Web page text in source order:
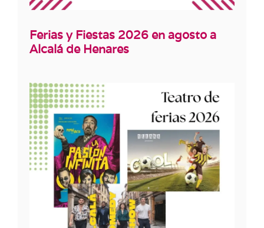
Ferias y Fiestas 2026 en agosto a
Alcalá de Henares